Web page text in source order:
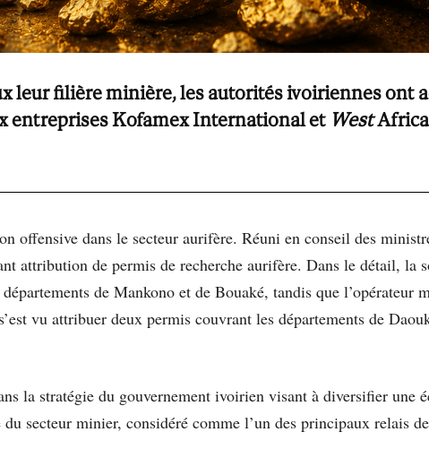
leur filière minière, les autorités ivoiriennes ont
entreprises Kofamex International et West
offensive dans le secteur aurifère. Réuni en conseil des
attribution de permis de recherche aurifère. Dans le détail, la
de Mankono et de Bouaké, tandis que l’opérateur
s’est vu attribuer deux permis couvrant les départements de
la stratégie du gouvernement ivoirien visant à diversifier une
secteur minier, considéré comme l’un des principaux relais